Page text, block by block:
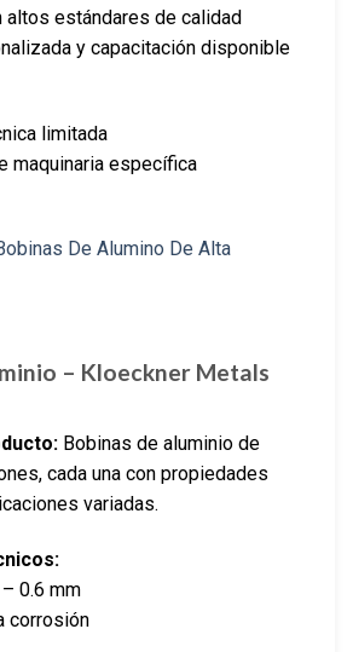
altos estándares de calidad
y capacitación disponible
limitada
maquinaria específica
– Kloeckner Metals
Bobinas de aluminio de
cada una con propiedades
variadas.
0.6 mm
corrosión